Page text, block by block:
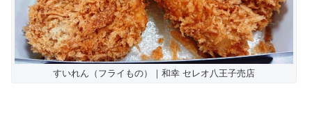
すいれん（フライもの）｜和幸 セレオ八王子売店